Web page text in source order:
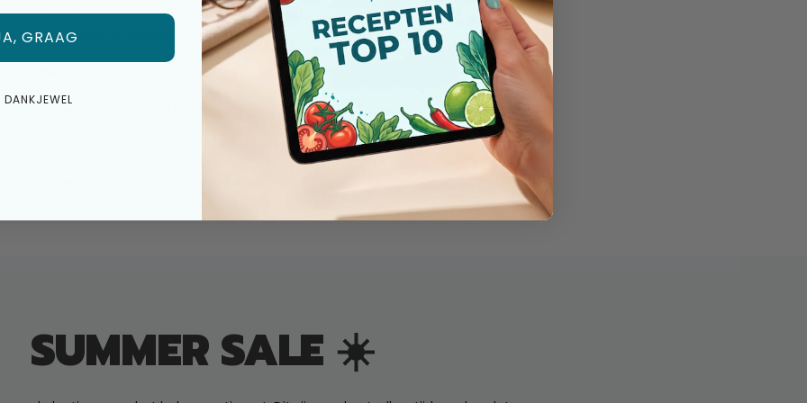
kunt ook extra toppings zoals avocado, koriander
of jalapeño toevoegen.
: Laat het gehakt
weg en gebruik extra bonen of plantaardige
SUMMER SALE ☀️
GRAAG
DANKJEWEL